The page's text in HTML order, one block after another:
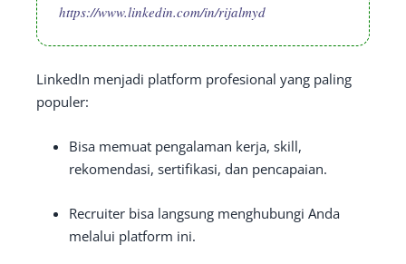
https://www.linkedin.com/in/rijalmyd
LinkedIn menjadi platform profesional yang paling
populer:
Bisa memuat pengalaman kerja, skill,
rekomendasi, sertifikasi, dan pencapaian.
Recruiter bisa langsung menghubungi Anda
melalui platform ini.